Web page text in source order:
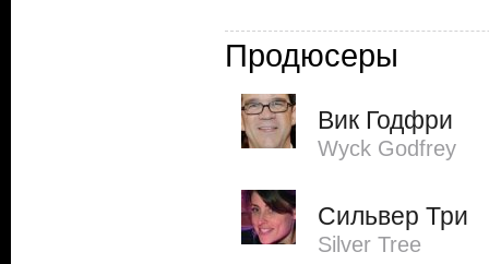
Продюсеры
Вик Годфри
Wyck Godfrey
Сильвер Три
Silver Tree